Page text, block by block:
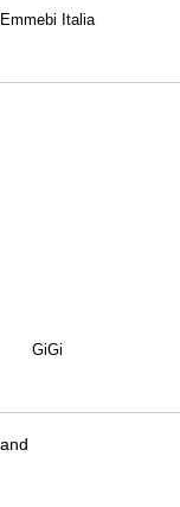
Emmebi Italia
GiGi